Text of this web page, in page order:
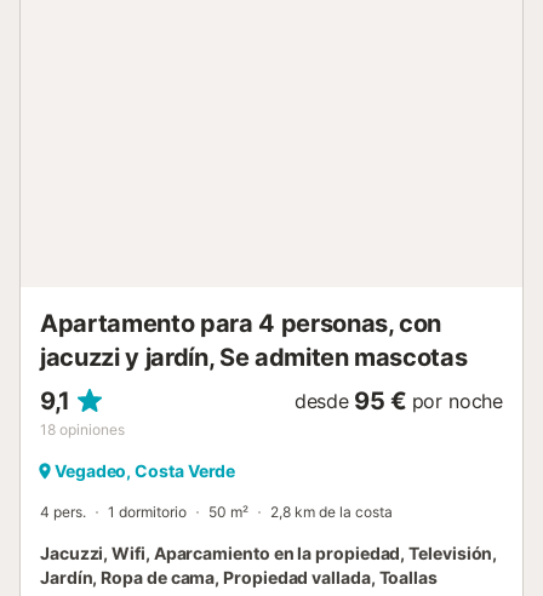
Apartamento para 4 personas, con
jacuzzi y jardín, Se admiten mascotas
9,1
18 opiniones
desde 95 € por noche
Vegadeo, Costa Verde
4 pers. 1 dormitorio 50 m² 2,8 km de la costa
Jacuzzi, Wifi, Aparcamiento en la propiedad, Televisión,
Jardín, Ropa de cama, Propiedad vallada, Toallas